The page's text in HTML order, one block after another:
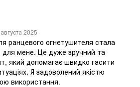
2025
ранцевого огнетушителя стала
для мене. Це дуже зручний та
який допомагає швидко гасити
Я задоволений якістю
використання.